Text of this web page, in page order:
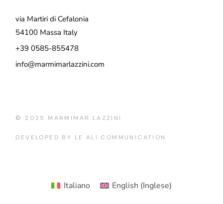
via Martiri di Cefalonia
54100 Massa Italy
+39 0585-855478
info@marmimarlazzini.com
© 2025 MARMIMAR LAZZINI
DEVELOPED BY LE ALI COMMUNICATION
Italiano English (Inglese)